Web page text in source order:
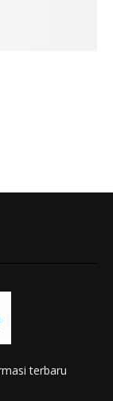
terbaru